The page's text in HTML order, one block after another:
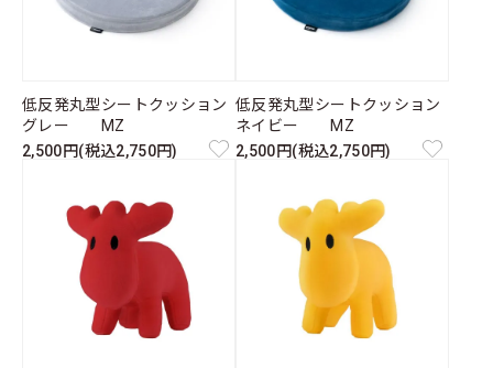
低反発丸型シートクッション
グレー MZ
2,500円(税込2,750円)
低反発丸型シートクッション
ネイビー MZ
2,500円(税込2,750円)